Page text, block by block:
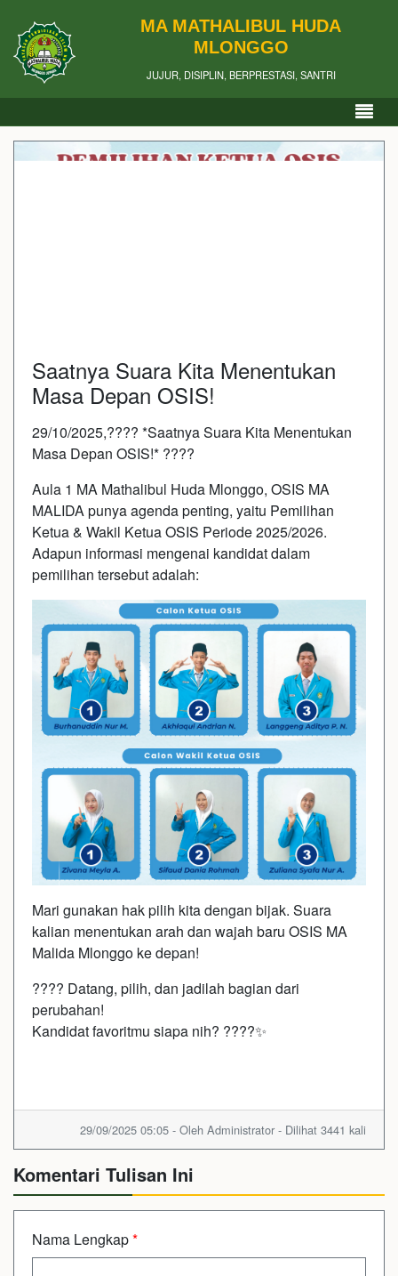
MA MATHALIBUL HUDA
MLONGGO
JUJUR, DISIPLIN, BERPRESTASI, SANTRI
Saatnya Suara Kita Menentukan
Masa Depan OSIS!
29/10/2025,????️ *Saatnya Suara Kita Menentukan
Masa Depan OSIS!* ????️
Aula 1 MA Mathalibul Huda Mlonggo, OSIS MA
MALIDA punya agenda penting, yaitu Pemilihan
Ketua & Wakil Ketua OSIS Periode 2025/2026.
Adapun informasi mengenai kandidat dalam
pemilihan tersebut adalah:
Mari gunakan hak pilih kita dengan bijak. Suara
kalian menentukan arah dan wajah baru OSIS MA
Malida Mlonggo ke depan!
???? Datang, pilih, dan jadilah bagian dari
perubahan!
Kandidat favoritmu siapa nih? ????✨
29/09/2025 05:05 - Oleh Administrator - Dilihat 3441 kali
Komentari Tulisan Ini
Nama Lengkap*